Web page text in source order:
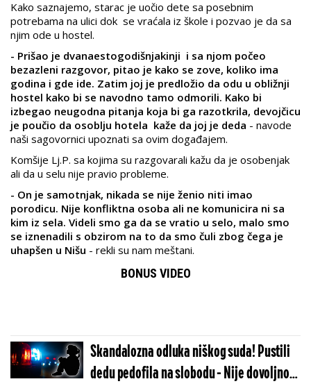
Kako saznajemo, starac je uočio dete sa posebnim
potrebama na ulici dok se vraćala iz škole i pozvao je da sa
njim ode u hostel.
- Prišao je dvanaestogodišnjakinji i sa njom počeo
bezazleni razgovor, pitao je kako se zove, koliko ima
godina i gde ide. Zatim joj je predložio da odu u obližnji
hostel kako bi se navodno tamo odmorili. Kako bi
izbegao neugodna pitanja koja bi ga razotkrila, devojčicu
je poučio da osoblju hotela kaže da joj je deda - navode
naši sagovornici upoznati sa ovim događajem.
Komšije Lj.P. sa kojima su razgovarali kažu da je osobenjak
ali da u selu nije pravio probleme.
- On je samotnjak, nikada se nije ženio niti imao
porodicu. Nije konfliktna osoba ali ne komunicira ni sa
kim iz sela. Videli smo ga da se vratio u selo, malo smo
se iznenadili s obzirom na to da smo čuli zbog čega je
uhapšen u Nišu - rekli su nam meštani.
BONUS VIDEO
Skandalozna odluka niškog suda! Pustili
dedu pedofila na slobodu - Nije dovoljno